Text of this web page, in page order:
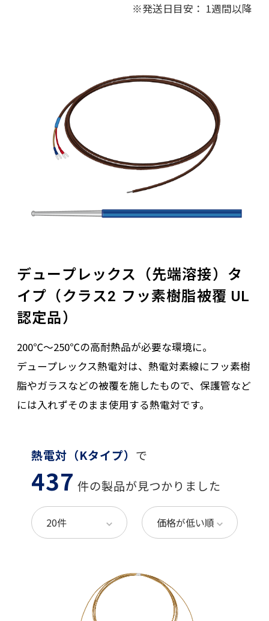
※発送日目安： 1週間以降
デュープレックス（先端溶接）タ
イプ（クラス2 フッ素樹脂被覆 UL
認定品）
200℃～250℃の高耐熱品が必要な環境に。
デュープレックス熱電対は、熱電対素線にフッ素樹
脂やガラスなどの被覆を施したもので、保護管など
には入れずそのまま使用する熱電対です。
熱電対（Kタイプ） で
437 件の製品が見つかりました